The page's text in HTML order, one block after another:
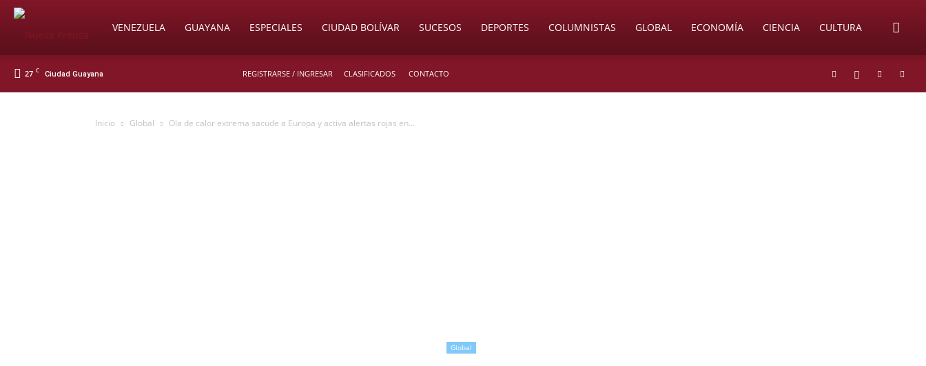
SoyVENEZUELA GUAYANA ESPECIALES CIUDAD BOLÍVAR SUCESOS DEPORTES COLUMNISTAS GLOBAL ECONOMÍA CIENCIA CULTURA
27 C Ciudad Guayana REGISTRARSE / INGRESAR CLASIFICADOS CONTACTO
Inicio Global Ola de calor extrema sacude a Europa y activa alertas rojas en...
Global